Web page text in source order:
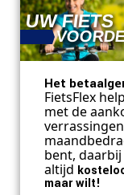
UW FIETS
Het
FietsFlex
met de
bent,
altijd
maar wilt!